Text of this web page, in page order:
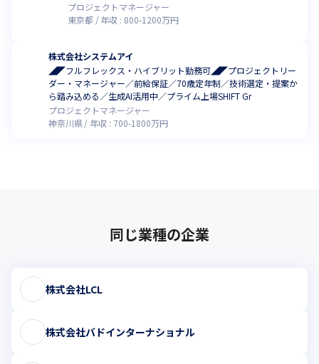
プロジェクトマネージャー
東京都
年収 : 800-1200万円
株式会社システムアイ
◢◤フルフレックス・ハイブリット勤務可◢◤プロジェクトリー
ダー・マネージャー／前給保証／70歳定年制／技術選定・提案か
ら踏み込める／生成AI活用中／プライム上場SHIFT Gr
プロジェクトマネージャー
神奈川県
年収 : 700-1800万円
同じ業種の企業
株式会社LCL
株式会社バドインターナショナル